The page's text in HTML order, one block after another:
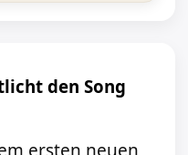
den Song